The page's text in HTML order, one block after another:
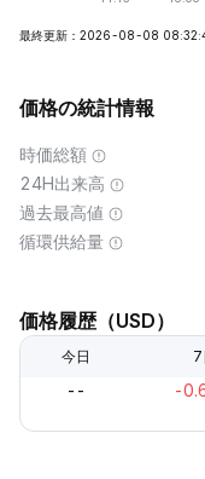
最終更新：2026-08-08
価格の統計情報
時価総額
24H出来高
過去最高値
循環供給量
価格履歴（USD）
今日 7
-- -